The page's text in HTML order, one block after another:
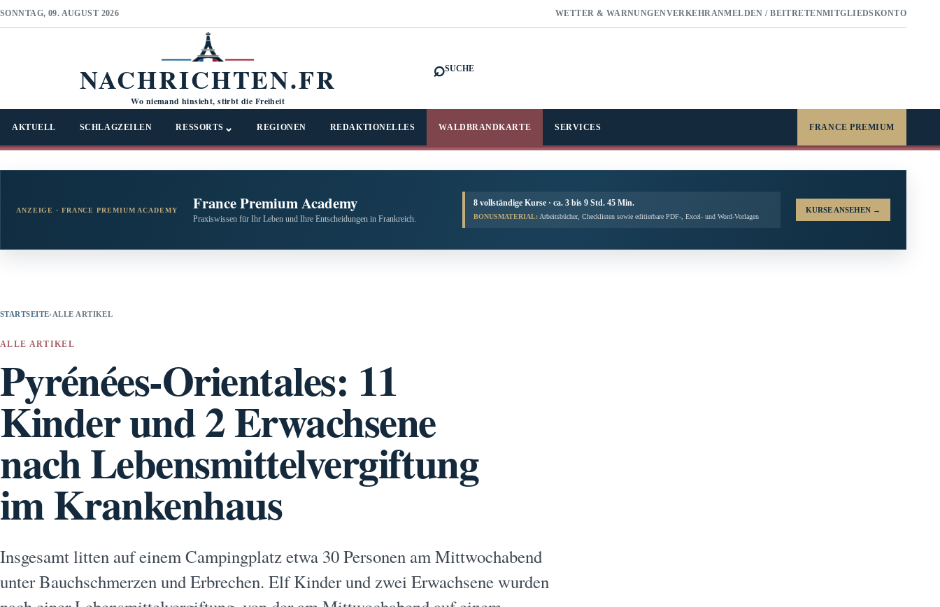
SONNTAG, 09. AUGUST 2026 WETTER & WARNUNGENVERKEHRANMELDEN / BEITRETENMITGLIEDSKONTO
NACHRICHTEN.FR
Wo niemand hinsieht, stirbt die Freiheit
⌕SUCHE
AKTUELL SCHLAGZEILEN RESSORTS ⌄ REGIONEN REDAKTIONELLES WALDBRANDKARTE SERVICES FRANCE PREMIUM
ANZEIGE · FRANCE PREMIUM ACADEMY France Premium Academy
Praxiswissen für Ihr Leben und Ihre Entscheidungen in Frankreich.
8 vollständige Kurse · ca. 3 bis 9 Std. 45 Min.
BONUSMATERIAL: Arbeitsbücher, Checklisten sowie editierbare PDF-, Excel- und Word-Vorlagen
KURSE ANSEHEN →
STARTSEITE› ALLE ARTIKEL
ALLE ARTIKEL
Pyrénées-Orientales: 11
Kinder und 2 Erwachsene
nach Lebensmittelvergiftung
im Krankenhaus
Insgesamt litten auf einem Campingplatz etwa 30 Personen am Mittwochabend
unter Bauchschmerzen und Erbrechen. Elf Kinder und zwei Erwachsene wurden